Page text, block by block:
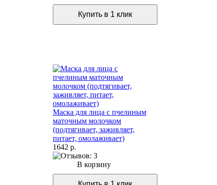
Маска для лица с пчелиным
маточным молочком
(подтягивает, заживляет,
питает, омолаживает)
1642 р.
В корзину